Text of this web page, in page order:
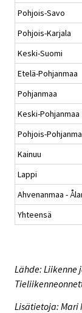
Pohjois-Savo
Pohjois-Karjala
Keski-Suomi
Etelä-Pohjanmaa
Pohjanmaa
Keski-Pohjanmaa
Pohjois-
Kainuu
Lappi
Ahvenanmaa -
Yhteensä
Lähde: Liikenne
Lisätietoja: Mari